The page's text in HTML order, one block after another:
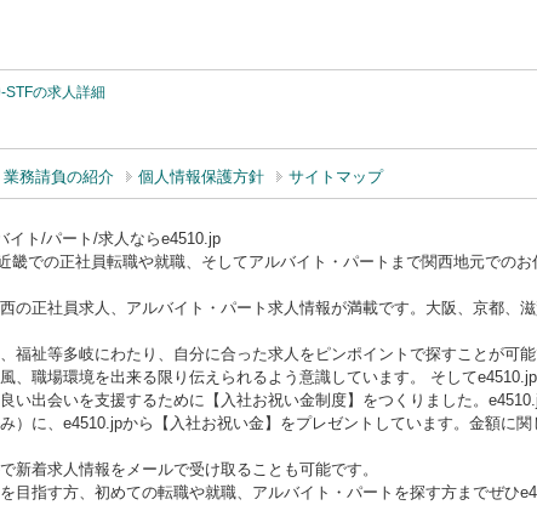
STFの求人詳細
業務請負の紹介 個人情報保護方針 サイトマップ
イト/パート/求人ならe4510.jp
畿での正社員転職や就職、そしてアルバイト・パートまで関西地元での
の正社員求人、アルバイト・パート求人情報が満載です。大阪、京都、
福祉等多岐にわたり、自分に合った求人をピンポイントで探すことが可能
、職場環境を出来る限り伝えられるよう意識しています。 そして
い出会いを支援するために【入社お祝い金制度】をつくりました。
）に、e4510.jpから【入社お祝い金】をプレゼントしています。金額に
新着求人情報をメールで受け取ることも可能です。
目指す方、初めての転職や就職、アルバイト・パートを探す方までぜひ